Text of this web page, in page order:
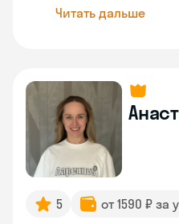
Читать дальше
5 от 1590 ₽ за